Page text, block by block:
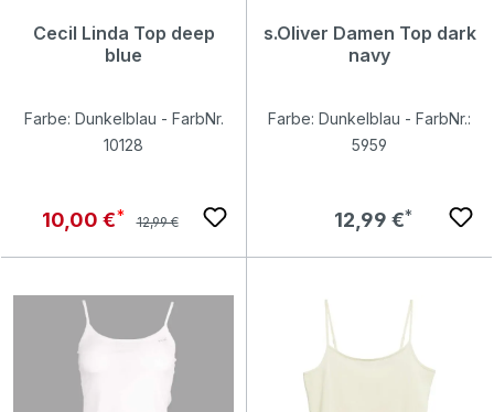
Cecil Linda Top deep
blue
Farbe: Dunkelblau - FarbNr.
10128
Verkaufspreis:
10,00 € Regulärer Preis:
12,99 €
s.Oliver Damen Top dark
navy
Farbe: Dunkelblau - FarbNr.:
5959
Regulärer Preis:
12,99 €